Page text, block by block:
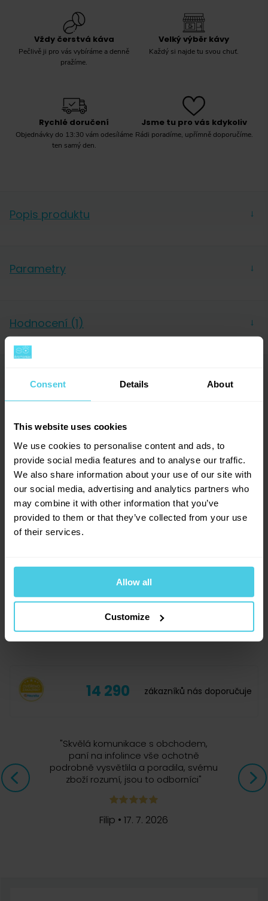
Consent Details About
This website uses cookies
We use cookies to personalise content and ads, to
provide social media features and to analyse our traffic.
We also share information about your use of our site with
our social media, advertising and analytics partners who
may combine it with other information that you’ve
provided to them or that they’ve collected from your use
of their services.
Allow all
Customize
Vždy čerstvá káva
Pečlivě ji pro vás vybíráme a denně
pražíme.
Velký výběr kávy
Každý si najde tu svou chuť.
Rychlé doručení
Objednávky do 13:30 vám odesíláme
ten samý den.
Jsme tu pro vás kdykoliv
Rádi poradíme, upřímně doporučíme.
Popis produktu →
Samozřejmě je také naprosto ideální pro našlehání
Vyrobeno v Itálii, italská kvalita.
Parametry →
Hodnocení (1) →
1hodnocení
1x
0x
0x
0x
4. 1. 2016
Dotazy a komentáře (0)
📧Provoňte si e-mailovou
schránku kávou
Aromagazín vám pošleme jen, když bude o
čem psát.
Slibujeme na naše kafe.
Přihlásit se
14 290 zákazníků nás doporučuje
"Skvělá komunikace s obchodem,
paní na infolince vše ochotně
podrobně vysvětlila a poradila, svému
zboží rozumí, jsou to odborníci"
Filip •17. 7. 2026